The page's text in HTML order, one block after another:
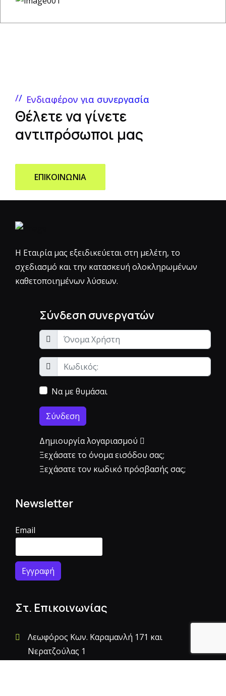
Ενδιαφέρον για συνεργασία
Θέλετε να γίνετε
αντιπρόσωποι μας
ΕΠΙΚΟΙΝΩΝΙΑ
Η Εταιρία μας εξειδικεύεται στη μελέτη, το
σχεδιασμό και την κατασκευή ολοκληρωμένων
καθετοποιημένων λύσεων.
Σύνδεση συνεργατών
Να με θυμάσαι
Σύνδεση
Δημιουργία λογαριασμού
Ξεχάσατε το όνομα εισόδου σας;
Ξεχάσατε τον κωδικό πρόσβασής σας;
Newsletter
Email
Στ. Επικοινωνίας
Λεωφόρος Κων. Καραμανλή 171 και
Νερατζούλας 1